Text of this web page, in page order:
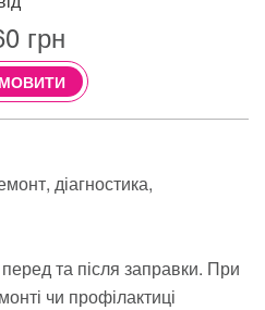
грн
діагностика
та після заправки. При
чи профілактиці